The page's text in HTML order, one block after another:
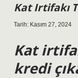
Kat Irtifakı
Tarih: Kasım 27, 2024
Kat
kredi